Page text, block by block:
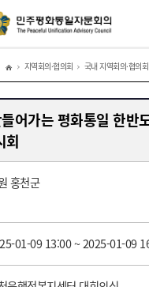
지역회의·협의회 국내 지역회의·협의회
어가는 평화통일 한반
회
홍천군
01-09 13:00 ~ 2025-01-09